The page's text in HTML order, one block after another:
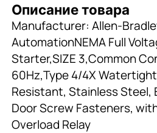
Описание товара
Manufacturer: Allen-
AutomationNEMA Full
Starter,SIZE 3,Common
60Hz,Type 4/4X
Resistant, Stainless Steel,
Door Screw Fasteners,
Overload Relay